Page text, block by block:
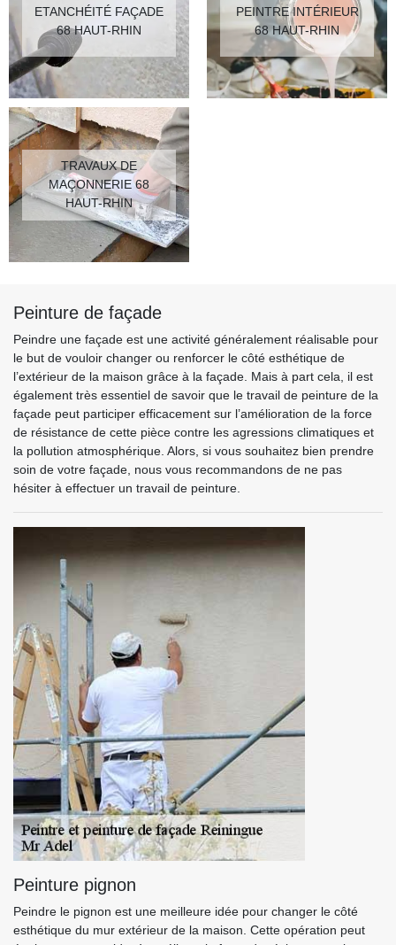
ETANCHÉITÉ FAÇADE
68 HAUT-RHIN
PEINTRE INTÉRIEUR
68 HAUT-RHIN
TRAVAUX DE
MAÇONNERIE 68
HAUT-RHIN
Peinture de façade
Peindre une façade est une activité généralement réalisable pour
le but de vouloir changer ou renforcer le côté esthétique de
l’extérieur de la maison grâce à la façade. Mais à part cela, il est
également très essentiel de savoir que le travail de peinture de la
façade peut participer efficacement sur l’amélioration de la force
de résistance de cette pièce contre les agressions climatiques et
la pollution atmosphérique. Alors, si vous souhaitez bien prendre
soin de votre façade, nous vous recommandons de ne pas
hésiter à effectuer un travail de peinture.
Peinture pignon
Peindre le pignon est une meilleure idée pour changer le côté
esthétique du mur extérieur de la maison. Cette opération peut